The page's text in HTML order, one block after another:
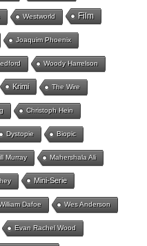
Westworld Film
Joaquim Phoenix
Woody Harrelson
Krimi The Wire
Christoph Hein
Dystopie Biopic
Murray Mahershala Ali
Mini-Serie
Dafoe Wes Anderson
Evan Rachel Wood